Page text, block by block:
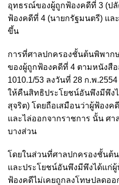
อุทธรณ์ของผู้ถูกฟ้องคดีที่ 3 (ป
ฟ้องคดีที่ 4 (นายกรัฐมนตรี) แล
ขึ้น
การที่ศาลปกครองชั้นต้นพิพา
ของผู้ถูกฟ้องคดีที่ 4 ตามหนังสื
1010.1/53 ลงวันที่ 28 ก.พ
ให้คืนสิทธิประโยชน์อันพึงมีพึง
สุจริต) โดยถือเสมือนว่าผู้ฟ้องค
และไล่ออกจากราชการ นั้น ศา
บางส่วน
โดยในส่วนที่ศาลปกครองชั้นต้
และประโยชน์อันพึงมีพึงได้แก่
ฟ้องคดีไม่เคยถูกลงโทษปลดอ